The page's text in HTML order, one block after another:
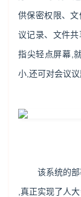
供保密权限、
议记录、文件
指尖轻点屏幕,
小,还可对会议
该系统的
,真正实现了人